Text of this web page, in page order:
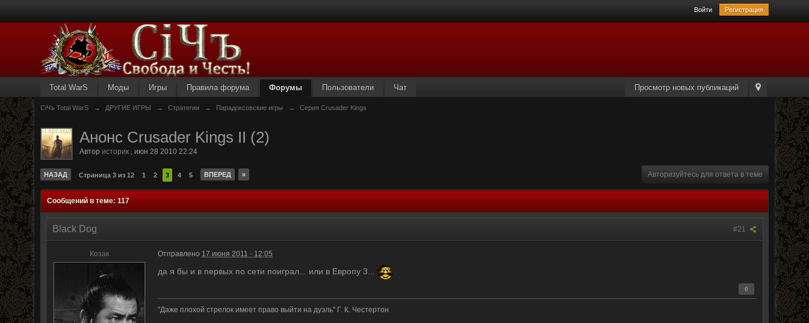
Войти Регистрация
Просмотр новых публикаций
Total WarS Моды Игры Правила форума Форумы Пользователи Чат
СiЧъ Total WarS → ДРУГИЕ ИГРЫ → Стратегии → Парадоксовские игры → Серия Crusader Kings
Анонс Crusader Kings II (2)
Автор историк ,июн 28 2010 22:24
НАЗАД Страница 3 из 12 1 2 3 4 5 ВПЕРЕД » Авторизуйтесь для ответа в теме
Сообщений в теме: 117
#21
Black Dog
Козак Отправлено 17 июня 2011 - 12:05
да я бы и в первых по сети поиграл... или в Европу 3...
0
"Даже плохой стрелок имеет право выйти на дуэль" Г. К. Честертон